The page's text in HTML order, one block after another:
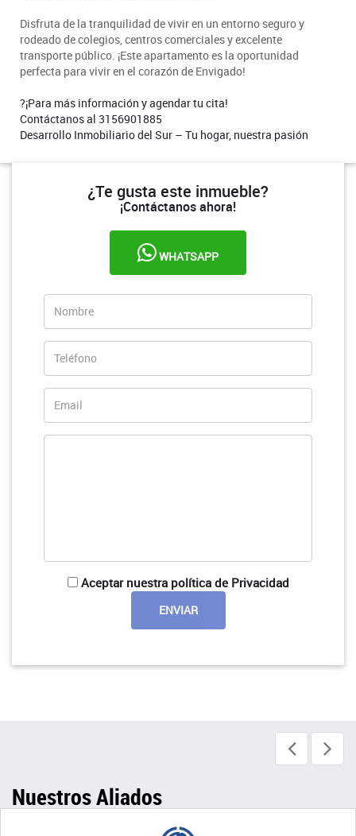
Disfruta de la tranquilidad de vivir en un entorno seguro y
rodeado de colegios, centros comerciales y excelente
transporte público. ¡Este apartamento es la oportunidad
perfecta para vivir en el corazón de Envigado!
?¡Para más información y agendar tu cita!
Contáctanos al 3156901885
Desarrollo Inmobiliario del Sur – Tu hogar, nuestra pasión
¿Te gusta este inmueble?
¡Contáctanos ahora!
WHATSAPP
Aceptar nuestra política de Privacidad
Nuestros Aliados